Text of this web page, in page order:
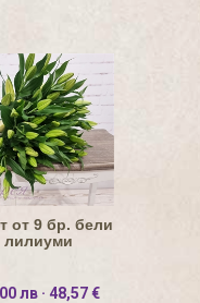
от 9 бр. бели
лилиуми
лв · 48,57 €